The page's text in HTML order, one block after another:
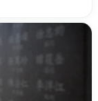
로가 입법을 통해
격 조종 장난감
공장을 건설할